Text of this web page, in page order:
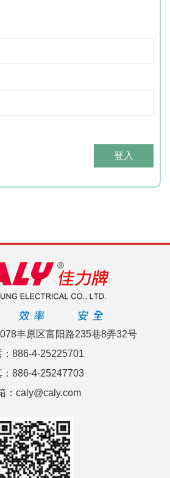
登入
丰原区富阳路235巷8弄32号
：886-4-25225701
：886-4-25247703
：caly@caly.com